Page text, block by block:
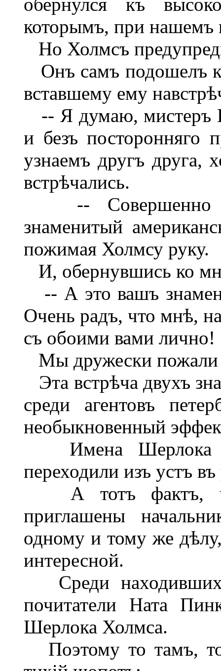
которымъ, при нашемъ
Но Холмсъ
Онъ самъ подошелъ
вставшему ему
-- Я думаю, мистеръ
и безъ посторонняго
узнаемъ другъ друга,
встрѣчались.
-- Совершенно
знаменитый
пожимая Холмсу руку.
И, обернувшись ко
-- А это вашъ
Очень радъ, что мнѣ,
съ обоими вами лично!
Мы дружески пожали
Эта встрѣча двухъ
среди агентовъ
необыкновенный
Имена Шерлока
переходили изъ устъ въ
А тотъ фактъ,
приглашены
одному и тому же
интересной.
Среди
почитатели Ната
Шерлока Холмса.
Поэтому то тамъ,